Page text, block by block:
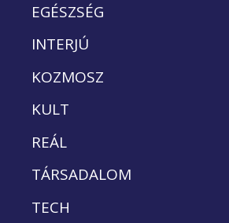
EGÉSZSÉG
INTERJÚ
KOZMOSZ
KULT
REÁL
TÁRSADALOM
TECH